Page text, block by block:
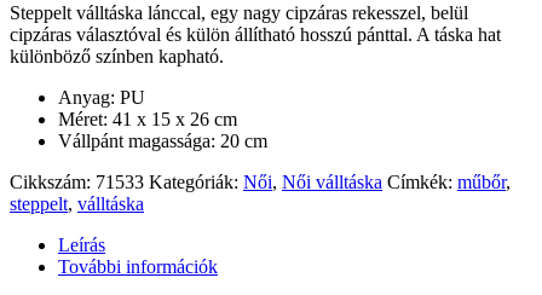
Steppelt válltáska lánccal, egy nagy cipzáras rekesszel, belül
cipzáras választóval és külön állítható hosszú pánttal. A táska hat
különböző színben kapható.
Anyag: PU
Méret: 41 x 15 x 26 cm
Vállpánt magassága: 20 cm
Cikkszám: 71533 Kategóriák: Női, Női válltáska Címkék: műbőr,
steppelt, válltáska
Leírás
További információk